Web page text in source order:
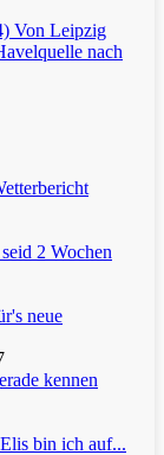
Von Leipzig
nach
2 Wochen
neue
kennen
bin ich auf...